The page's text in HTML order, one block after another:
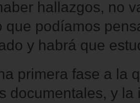
hallazgos, no
que podíamos
y habrá que
primera fase a la
documentales, y